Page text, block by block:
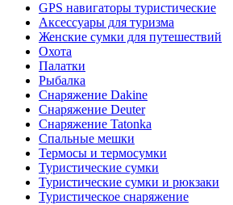
GPS навигаторы туристические
Аксессуары для туризма
Женские сумки для путешествий
Охота
Палатки
Рыбалка
Снаряжение Dakine
Снаряжение Deuter
Снаряжение Tatonka
Спальные мешки
Термосы и термосумки
Туристические сумки
Туристические сумки и рюкзаки
Туристическое снаряжение